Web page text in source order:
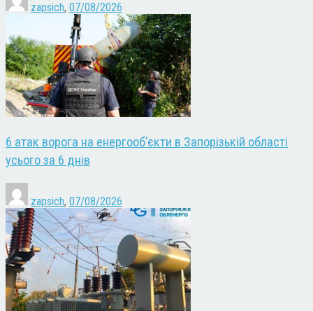
zapsich, 07/08/2026
6 атак ворога на енергооб’єкти в Запорізькій області
усього за 6 днів
zapsich, 07/08/2026